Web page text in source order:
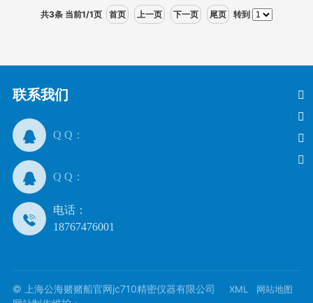
共3条 当前1/1页 首页 上一页 下一页 尾页 转到
联系我们
Q Q：
Q Q：
电话：
18767476001
XML 网站地图